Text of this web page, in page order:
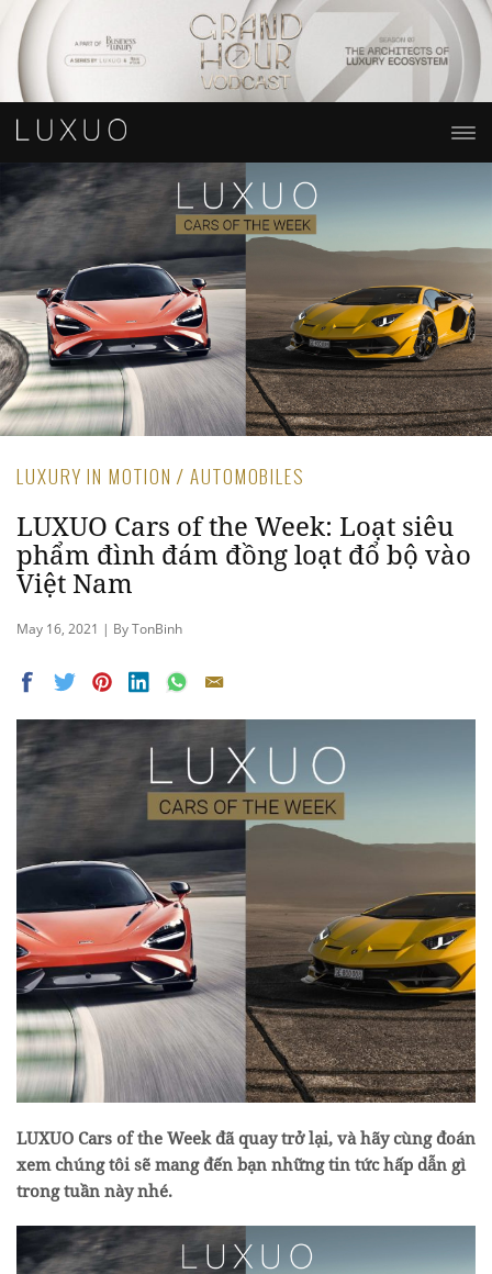
LUXURY IN MOTION / AUTOMOBILES
LUXUO Cars of the Week: Loạt siêu
phẩm đình đám đồng loạt đổ bộ vào
Việt Nam
May 16, 2021 | By TonBinh
LUXUO Cars of the Week đã quay trở lại, và hãy cùng đoán
xem chúng tôi sẽ mang đến bạn những tin tức hấp dẫn gì
trong tuần này nhé.